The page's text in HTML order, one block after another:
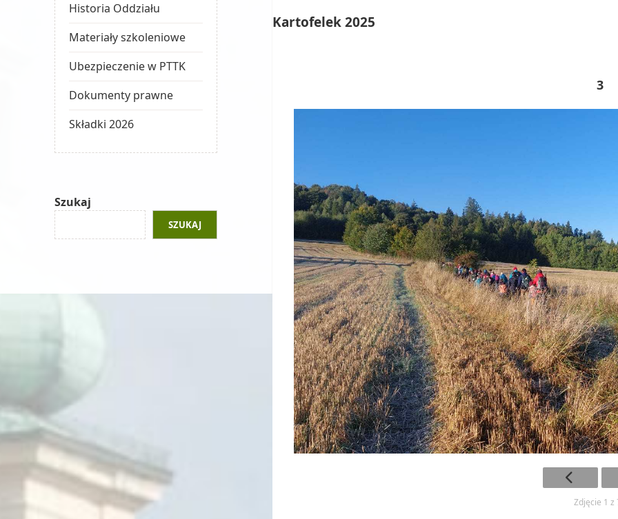
Historia Oddziału
Materiały szkoleniowe
Ubezpieczenie w PTTK
Dokumenty prawne
Składki 2026
Szukaj
SZUKAJ
Kartofelek 2025
3
Zdjęcie 1 z